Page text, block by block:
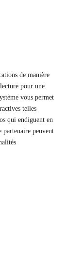
de manière
pour une
vous permet
telles
qui endiguent en
partenaire peuvent